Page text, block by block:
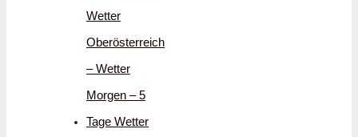
Wetter
Oberösterreich
– Wetter
Morgen – 5
Tage Wetter